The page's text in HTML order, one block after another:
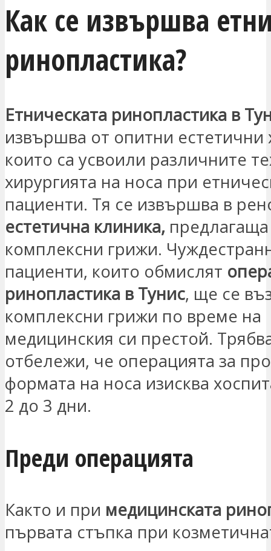
Как се извършва
ринопластика?
Етническата ринопластика в
извършва от опитни естетични
които са усвоили различните
хирургията на носа при
пациенти. Тя се извършва в
естетична клиника, предлагаща
комплексни грижи.
пациенти, които обмислят
ринопластика в Тунис, ще се
комплексни грижи по време на
медицинския си престой.
отбележи, че операцията за
формата на носа изисква
2 до 3 дни.
Преди операцията
Както и при медицинската
първата стъпка при